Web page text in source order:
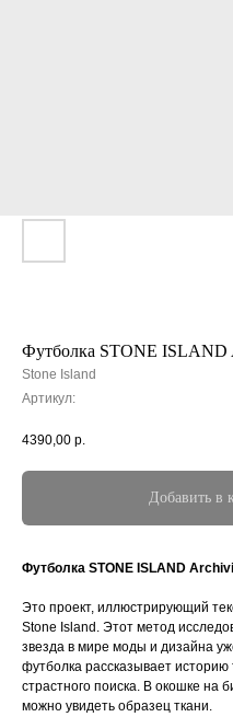
Футболка STONE ISLAND
Stone Island
Артикул:
4390,00 р.
Добавить в
Футболка STONE ISLAND
Это проект, иллюстрирующий
Stone Island. Этот метод
звезда в мире моды и дизайна
футболка рассказывает
страстного поиска. В окошке на
можно увидеть образец ткани.